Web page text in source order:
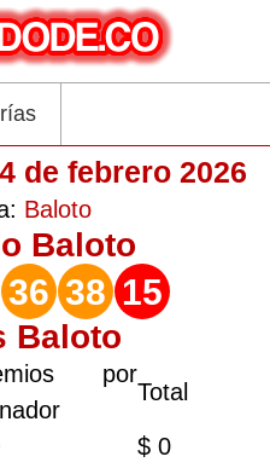
de febrero 2026
Baloto
Baloto
36 38 15
Baloto
por
Total
$ 0